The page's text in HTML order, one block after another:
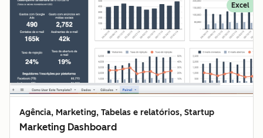
Excel
Agência, Marketing, Tabelas e relatórios, Startup
Marketing Dashboard